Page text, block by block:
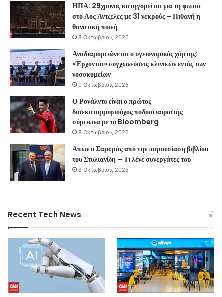
ΗΠΑ: 29χρονος κατηγορείται για τη φωτιά
στο Λος Άντζελες με 31 νεκρούς – Πιθανή η
θανατική ποινή
8 Οκτωβρίου, 2025
Αναδιαμορφώνεται ο υγειονομικός χάρτης:
«Έρχονται» συγχωνεύσεις κλινικών εντός των
νοσοκομείων
9 Οκτωβρίου, 2025
Ο Ρονάλντο είναι ο πρώτος
δισεκατομμυριούχος ποδοσφαιριστής
σύμφωνα με το Bloomberg
8 Οκτωβρίου, 2025
Απών ο Σαμαράς από την παρουσίαση βιβλίου
του Στυλιανίδη – Τι λένε συνεργάτες του
8 Οκτωβρίου, 2025
Recent Tech News